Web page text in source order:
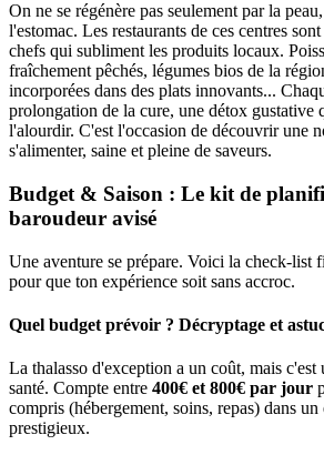
On ne se régénère pas seulement par la
l'estomac. Les restaurants de ces centres
chefs qui subliment les produits locaux.
fraîchement pêchés, légumes bios de la
incorporées dans des plats innovants...
prolongation de la cure, une détox gustative
l'alourdir. C'est l'occasion de découvrir une
s'alimenter, saine et pleine de saveurs.
Budget & Saison : Le kit de
baroudeur avisé
Une aventure se prépare. Voici la check-list
pour que ton expérience soit sans accroc.
Quel budget prévoir ? Décryptage et
La thalasso d'exception a un coût, mais c'est
santé. Compte entre 400€ et 800€ par jour
compris (hébergement, soins, repas) dans un
prestigieux.